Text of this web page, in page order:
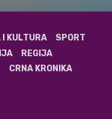
I KULTURA
SPORT
REGIJA
CRNA KRONIKA